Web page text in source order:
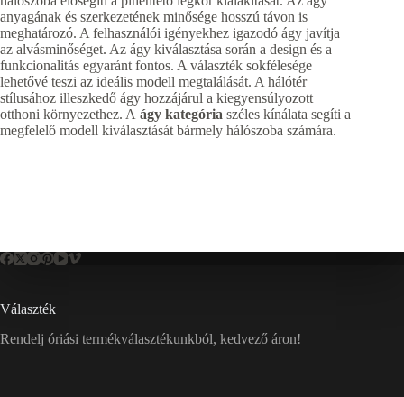
anyagának és szerkezetének minősége hosszú távon is
meghatározó. A felhasználói igényekhez igazodó ágy javítja
az alvásminőséget. Az ágy kiválasztása során a design és a
funkcionalitás egyaránt fontos. A választék sokfélesége
lehetővé teszi az ideális modell megtalálását. A hálótér
stílusához illeszkedő ágy hozzájárul a kiegyensúlyozott
otthoni környezethez. A ágy kategória széles kínálata segíti a
megfelelő modell kiválasztását bármely hálószoba számára.
Választék
Rendelj óriási termékválasztékunkból, kedvező áron!